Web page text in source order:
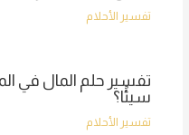
تفسير الأحلام
تفسير حلم المال في
سيئًا؟
تفسير الأحلام